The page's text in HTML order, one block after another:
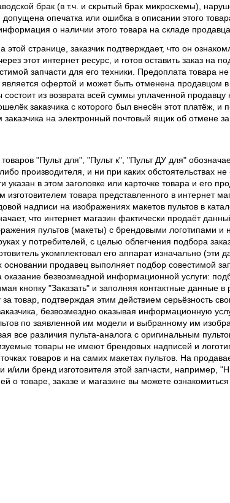
брак (в т.ч. и скрытый брак микросхемы),
опечатка или ошибка в описании этого
о наличии этого товара на складе продавца.
этой странице, заказчик подтверждает, что он
этот интернет ресурс, и готов оставить заказ на
запчасти для его техники. Предоплата товара не
офертой и может быть отменена продавцом
из возврата всей суммы уплаченной продавцу
заказчика с которого был внесён этот платёж,
на электронный почтовый ящик об отмене
"Пульт для", "Пульт к", "Пульт ДУ для"
производителя, и ни при каких обстоятельствах
указан в этом заголовке или карточке товара и его
товара представленного в интернет
надписи на изображениях макетов пультов в
что интернет магазин фактически продаёт
пультов (макеты) с брендовыми логотипами и
у потребителей, с целью облегчения подбора
укомплектовал его аппарат изначально (эти
продавец выполняет подбор совестимой
оказание безвозмездной информационной услуги:
кнопку "Заказать" и заполняя контактные данные в
товар, подтверждая этим действием серьёзность
безвозмездно оказывая информационную
по заявленной им модели и выбранному им
все различия пульта-аналога с оригинальным
товары не имеют брендовых надписей и
товаров и на самих макетах пультов. На
и/или бренд изготовителя этой запчасти, например,
о товаре, заказе и магазине вы можете ознакомиться